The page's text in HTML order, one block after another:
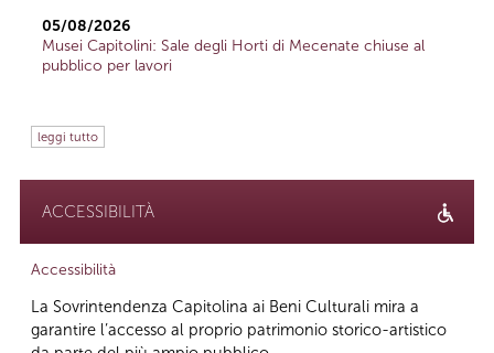
05/08/2026
Musei Capitolini: Sale degli Horti di Mecenate chiuse al
pubblico per lavori
leggi tutto
ACCESSIBILITÀ
Accessibilità
La Sovrintendenza Capitolina ai Beni Culturali mira a
garantire l’accesso al proprio patrimonio storico-artistico